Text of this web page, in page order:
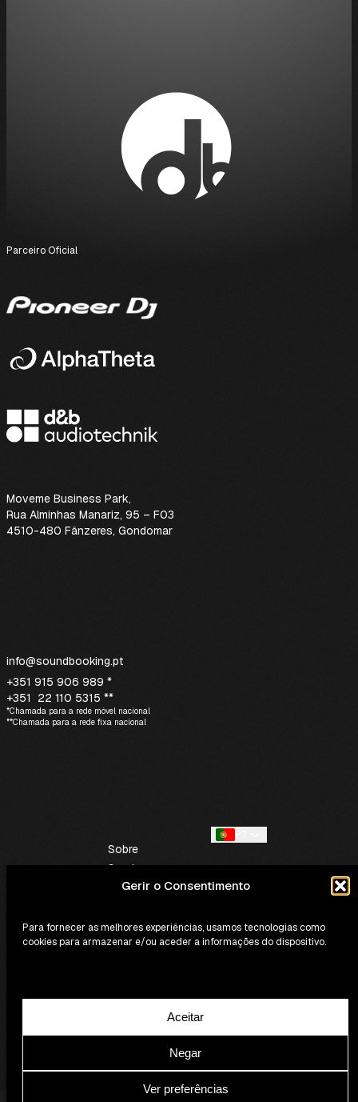
Gerir o Consentimento
Para fornecer as melhores experiências, usamos tecnologias como
cookies para armazenar e/ou aceder a informações do dispositivo.
Aceitar
Negar
Ver preferências
Parceiro Oficial
Moveme Business Park,
Rua Alminhas Manariz, 95 – F03
4510-480 Fânzeres, Gondomar
info@soundbooking.pt
+351 915 906 989 *
+351 22 110 5315 **
*Chamada para a rede móvel nacional
**Chamada para a rede fixa nacional
Sobre
Serviços
Contactos
Política de Privacidade e Cookies